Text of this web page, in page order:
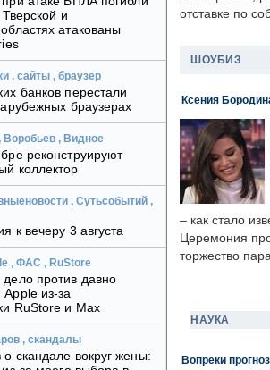
и
атакованы
, сайты , браузер
банков перестали
браузерах
Воробьев , Видное
реконструируют
коллектор
, Сутьсобытий ,
к вечеру 3 августа
, ФАС , RuStore
против давно
из-за
RuStore и Max
, скандалы
скандале вокруг жены:
отставке по
ШОУБИЗ
Ксения
– как стало
Церемония
торжество
НАУКА
Вопреки